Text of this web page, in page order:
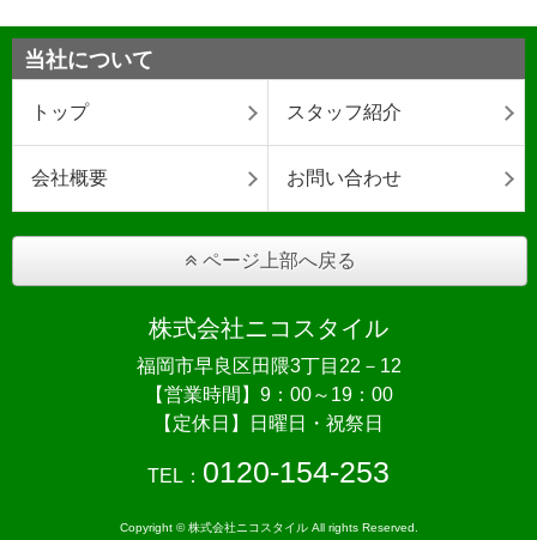
当社について
トップ スタッフ紹介
会社概要 お問い合わせ
ページ上部へ戻る
株式会社ニコスタイル
福岡市早良区田隈3丁目22－12
【営業時間】9：00～19：00
【定休日】日曜日・祝祭日
TEL： 0120-154-253
Copyright © 株式会社ニコスタイル All rights Reserved.